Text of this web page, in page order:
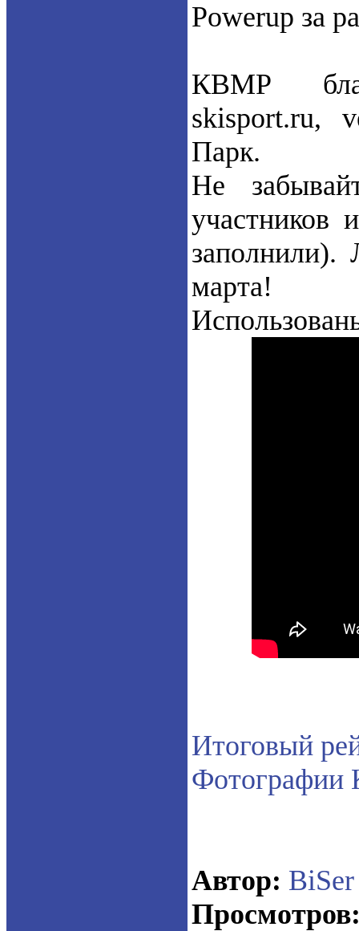
Powerup за
КВМР
skisport.ru,
Парк.
Не
участников
заполнили).
марта!
Итоговый
Фотографии
Автор: BiSer